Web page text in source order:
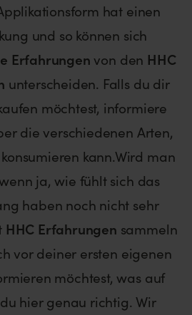
hat einen
und so können sich
Erfahrungenvon den HHC
unterscheiden. Falls du dir
möchtest, informiere
die verschiedenen Arten,
kann.Wird man
ja, wie fühlt sich das
haben noch nicht sehr
HHC Erfahrungen sammeln
vor deiner ersten eigenen
möchtest, was auf
hier genau richtig. Wir